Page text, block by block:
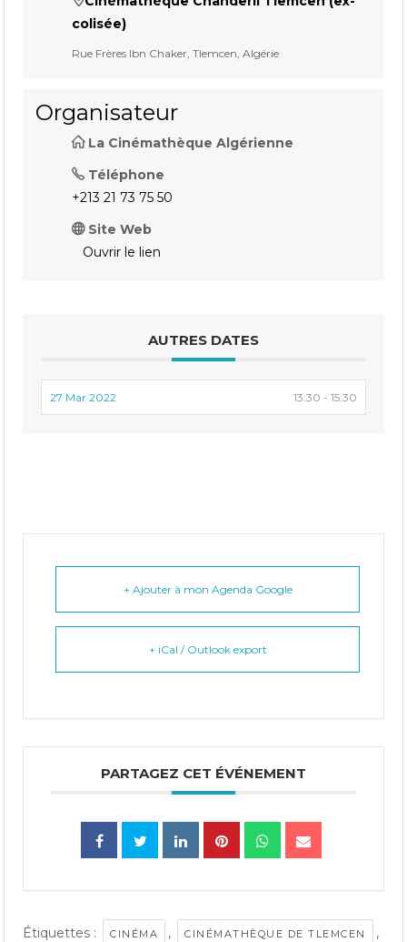
colisée)
Rue Frères Ibn Chaker, Tlemcen, Algérie
Organisateur
La Cinémathèque Algérienne
Téléphone
+213 21 73 75 50
Site Web
Ouvrir le lien
AUTRES DATES
27 Mar 2022 13:30 - 15:30
+ Ajouter à mon Agenda Google
+ iCal / Outlook export
PARTAGEZ CET ÉVÉNEMENT
Étiquettes : CINÉMA , CINÉMATHÈQUE DE TLEMCEN ,